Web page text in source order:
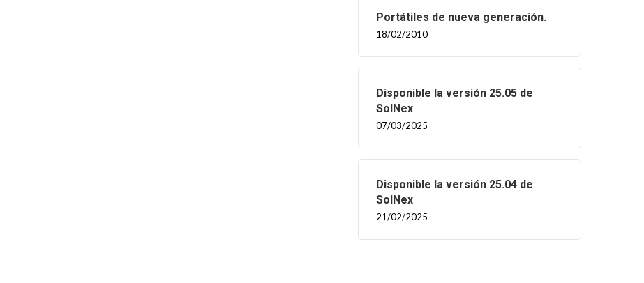
Portátiles de nueva generación.
18/02/2010
Disponible la versión 25.05 de
SolNex
07/03/2025
Disponible la versión 25.04 de
SolNex
21/02/2025